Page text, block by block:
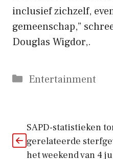
inclusief zichzelf,
gemeenschap,”
Douglas Wigdor,.
Categorieën
Entertainment
SAPD-statistieken
gerelateerde
het weekend van 4